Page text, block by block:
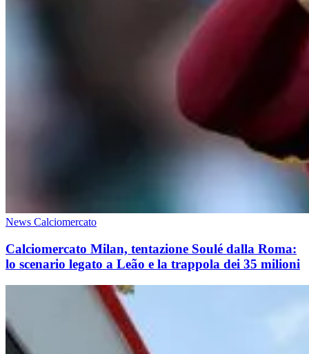
News Calciomercato
Calciomercato Milan, tentazione Soulé dalla Roma:
lo scenario legato a Leão e la trappola dei 35 milioni